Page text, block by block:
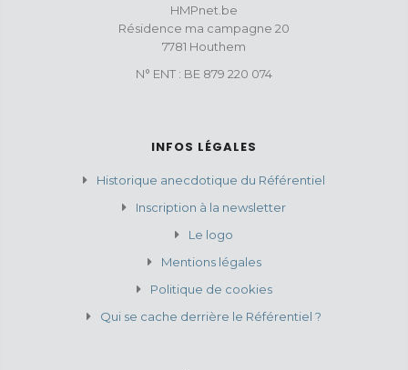
HMPnet.be
Résidence ma campagne 20
7781 Houthem
N° ENT : BE 879 220 074
INFOS LÉGALES
Historique anecdotique du Référentiel
Inscription à la newsletter
Le logo
Mentions légales
Politique de cookies
Qui se cache derrière le Référentiel ?